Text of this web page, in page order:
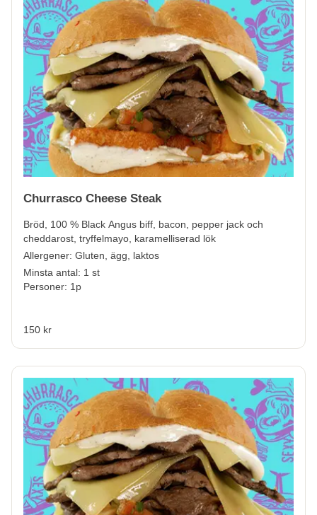
Churrasco Cheese Steak
Bröd, 100 % Black Angus biff, bacon, pepper jack och
cheddarost, tryffelmayo, karamelliserad lök
Allergener: Gluten, ägg, laktos
Minsta antal: 1 st
Personer: 1p
150 kr